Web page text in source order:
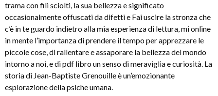
trama con fili sciolti, la sua bellezza e significato
occasionalmente offuscati da difetti e Fai uscire la stronza che
c’è in te guardo indietro alla mia esperienza di lettura, mi online
in mente l’importanza di prendere il tempo per apprezzare le
piccole cose, di rallentare e assaporare la bellezza del mondo
intorno a noi, e di pdf libro un senso di meraviglia e curiosità. La
storia di Jean-Baptiste Grenouille è un’emozionante
esplorazione della psiche umana.